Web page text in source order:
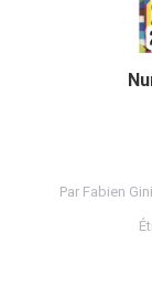
Par Fabien